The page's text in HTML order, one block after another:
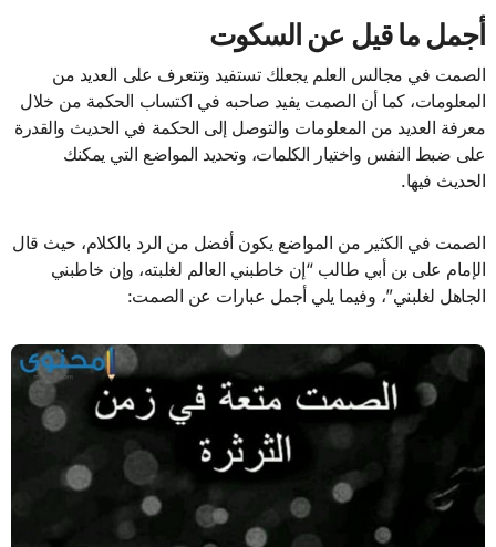
أجمل ما قيل عن السكوت
الصمت في مجالس العلم يجعلك تستفيد وتتعرف على العديد من
المعلومات، كما أن الصمت يفيد صاحبه في اكتساب الحكمة من خلال
معرفة العديد من المعلومات والتوصل إلى الحكمة في الحديث والقدرة
على ضبط النفس واختيار الكلمات، وتحديد المواضع التي يمكنك
الحديث فيها.
الصمت في الكثير من المواضع يكون أفضل من الرد بالكلام، حيث قال
الإمام على بن أبي طالب “إن خاطبني العالم لغلبته، وإن خاطبني
الجاهل لغلبني”، وفيما يلي أجمل عبارات عن الصمت: